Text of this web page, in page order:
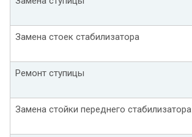
Замена стоек стабилизатора
Ремонт ступицы
Замена стойки переднего стабилизатора